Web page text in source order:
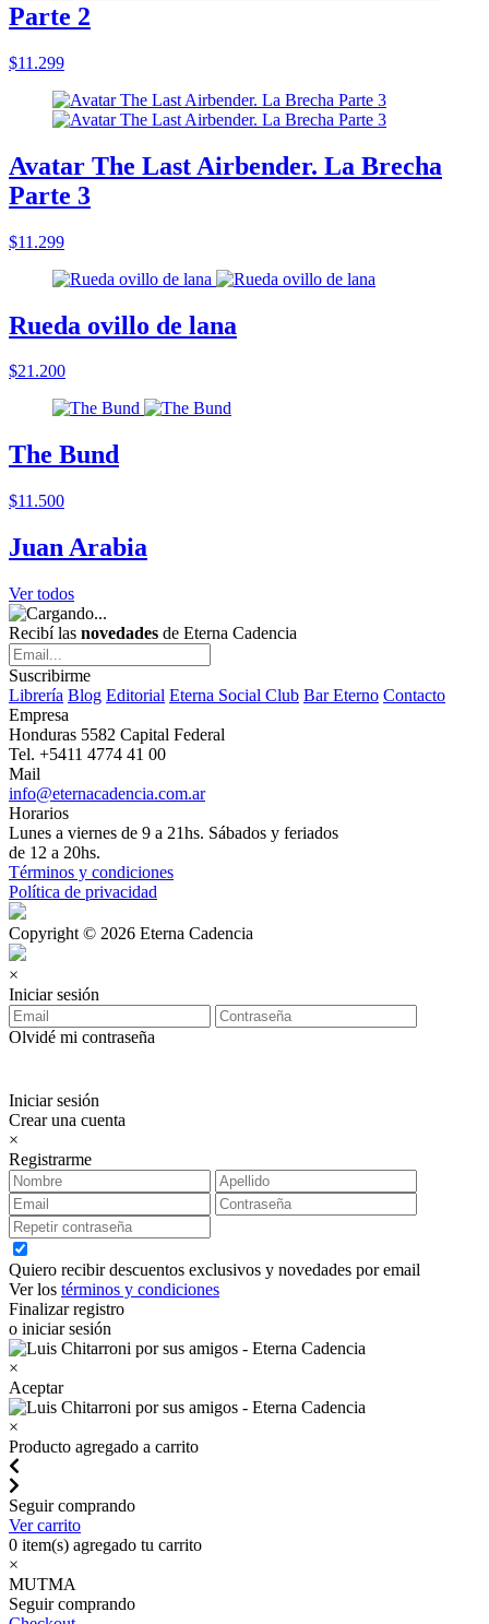
Parte 2
$11.299
Avatar The Last Airbender. La Brecha
Parte 3
$11.299
Rueda ovillo de lana
$21.200
The Bund
$11.500
Juan Arabia
Ver todos
Recibí las novedades de Eterna Cadencia
Suscribirme
Librería Blog Editorial Eterna Social Club Bar Eterno Contacto
Empresa
Honduras 5582 Capital Federal
Tel. +5411 4774 41 00
Mail
info@eternacadencia.com.ar
Horarios
Lunes a viernes de 9 a 21hs. Sábados y feriados
de 12 a 20hs.
Términos y condiciones
Política de privacidad
Copyright © 2026 Eterna Cadencia
×
Iniciar sesión
Olvidé mi contraseña
Iniciar sesión
Crear una cuenta
×
Registrarme
Quiero recibir descuentos exclusivos y novedades por email
Ver los términos y condiciones
Finalizar registro
o iniciar sesión
×
Aceptar
×
Producto agregado a carrito
Seguir comprando
Ver carrito
0 item(s) agregado tu carrito
×
MUTMA
Seguir comprando